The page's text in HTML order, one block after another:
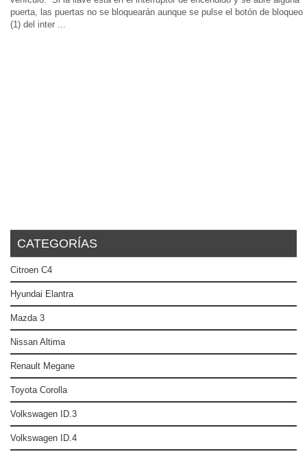
puerta, las puertas no se bloquearán aunque se pulse el botón de bloqueo
(1) del inter ...
CATEGORÍAS
Citroen C4
Hyundai Elantra
Mazda 3
Nissan Altima
Renault Megane
Toyota Corolla
Volkswagen ID.3
Volkswagen ID.4